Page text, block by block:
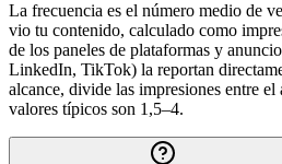
La frecuencia es el número medio de
vio tu contenido, calculado como
de los paneles de plataformas y
LinkedIn, TikTok) la reportan
alcance, divide las impresiones entre el
valores típicos son 1,5–4.